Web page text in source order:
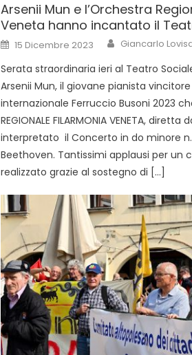
Arsenii Mun e l’Orchestra
Veneta hanno incantato il
15 Dicembre 2023 Giancarlo
Serata straordinaria ieri al Teatro
Arsenii Mun, il giovane pianista
internazionale Ferruccio Busoni 2023
REGIONALE FILARMONIA VENETA,
interpretato il Concerto in do minore
Beethoven. Tantissimi applausi per un
realizzato grazie al sostegno di […]